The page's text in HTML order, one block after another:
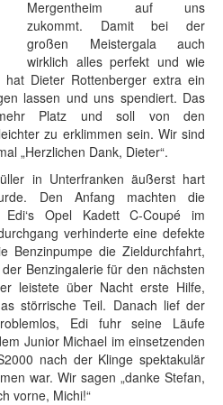
Mergentheim auf uns
zukommt. Damit bei der
großen Meistergala auch
wirklich alles perfekt und wie
Dieter Rottenberger extra ein
lassen und uns spendiert. Das
Platz und soll von den
zu erklimmen sein. Wir sind
„Herzlichen Dank, Dieter“.
in Unterfranken äußerst hart
Den Anfang machten die
Opel Kadett C-Coupé im
verhinderte eine defekte
Benzinpumpe die Zieldurchfahrt,
Benzingalerie für den nächsten
leistete über Nacht erste Hilfe,
störrische Teil. Danach lief der
Edi fuhr seine Läufe
Junior Michael im einsetzenden
nach der Klinge spektakulär
war. Wir sagen „danke Stefan,
vorne, Michi!“